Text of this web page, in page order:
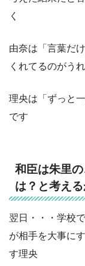
く
由奈は「言葉だ
くれてるのがう
理央は「ずっと
です
和臣は朱里
は？と考える
翌日・・・学校
が相手を大事に
す理央